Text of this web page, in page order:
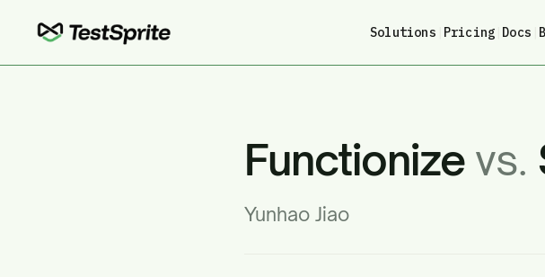
Solutions Pricing Docs
Functionize vs.
Yunhao Jiao